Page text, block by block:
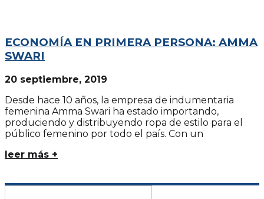
ECONOMÍA EN PRIMERA PERSONA: AMMA
SWARI
20 septiembre, 2019
Desde hace 10 años, la empresa de indumentaria
femenina Amma Swari ha estado importando,
produciendo y distribuyendo ropa de estilo para el
público femenino por todo el país. Con un
leer más +